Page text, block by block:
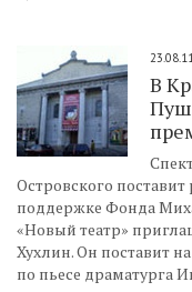
23.08.11
В
Островского
поддержке Фонда
«Новый театр»
Хухлин. Он поставит
по пьесе драматурга